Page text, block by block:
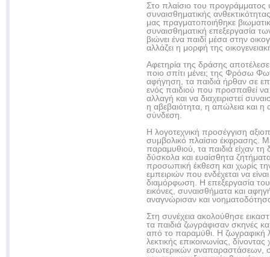
Στο πλαίσιο του προγράμματος
συναισθηματικής
μας πραγματοποιήθηκε
συναισθηματική επεξεργασία
βιώνει ένα παιδί μέσα στην
αλλάζει η μορφή της
Αφετηρία της δράσης
ποιο σπίτι μένει; της Φρόσω
αφήγηση, τα παιδιά ήρθαν σε
ενός παιδιού που προσπαθεί να
αλλαγή και να διαχειριστεί
η αβεβαιότητα, η απώλεια και η
σύνδεση.
Η λογοτεχνική προσέγγιση
συμβολικό πλαίσιο έκφρασης.
παραμυθιού, τα παιδιά είχαν
δύσκολα και ευαίσθητα
προσωπική έκθεση και χωρίς
εμπειριών που ενδέχεται να
διαμόρφωση. Η επεξεργασία
εικόνες, συναισθήματα και
αναγνώρισαν και
Στη συνέχεια ακολούθησε
τα παιδιά ζωγράφισαν σκηνές
από το παραμύθι. Η ζωγραφική
λεκτικής επικοινωνίας,
εσωτερικών αναπαραστάσεων,